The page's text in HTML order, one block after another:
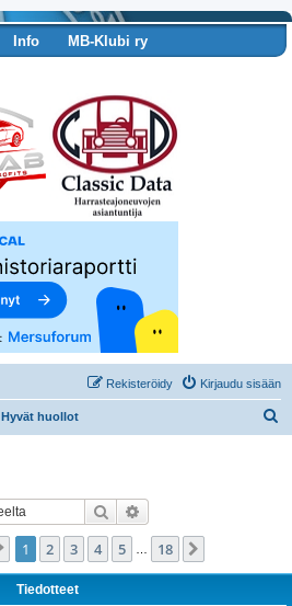
Info
MB-Klubi ry
Kirjaudu sisään
Rekisteröidy
Hyvät huollot
Etsi
Sivu /18
1 2 3 4 5 18
Tiedotteet